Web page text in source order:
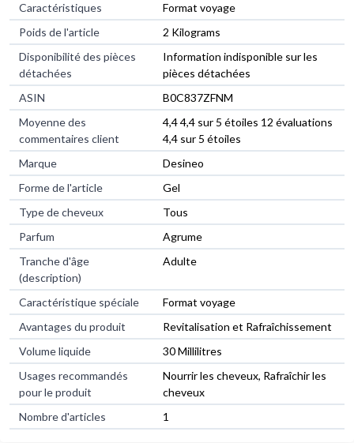
Caractéristiques
‎Format voyage
Poids de l'article
‎2 Kilograms
Disponibilité des pièces
détachées
‎Information indisponible sur les
pièces détachées
ASIN
B0C837ZFNM
Moyenne des
commentaires client
4,4 4,4 sur 5 étoiles 12 évaluations
4,4 sur 5 étoiles
Marque
Desineo
Forme de l'article
Gel
Type de cheveux
Tous
Parfum
Agrume
Tranche d'âge
(description)
Adulte
Caractéristique spéciale
Format voyage
Avantages du produit
Revitalisation et Rafraîchissement
Volume liquide
30 Millilitres
Usages recommandés
pour le produit
Nourrir les cheveux, Rafraîchir les
cheveux
Nombre d'articles
1